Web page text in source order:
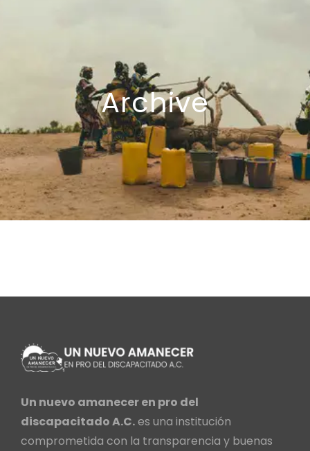
Archive
Un nuevo amanecer en pro del
discapacitado A.C.es una institución
comprometida con la transparencia y buenas